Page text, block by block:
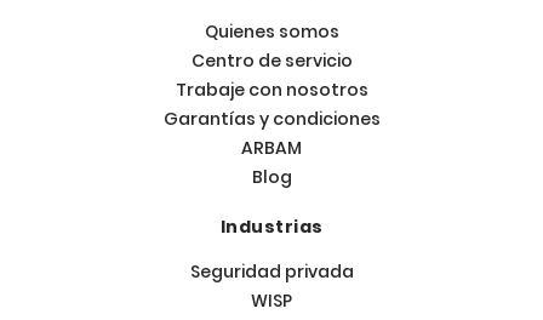
Quienes somos
Centro de servicio
Trabaje con nosotros
Garantías y condiciones
ARBAM
Blog
Industrias
Seguridad privada
WISP